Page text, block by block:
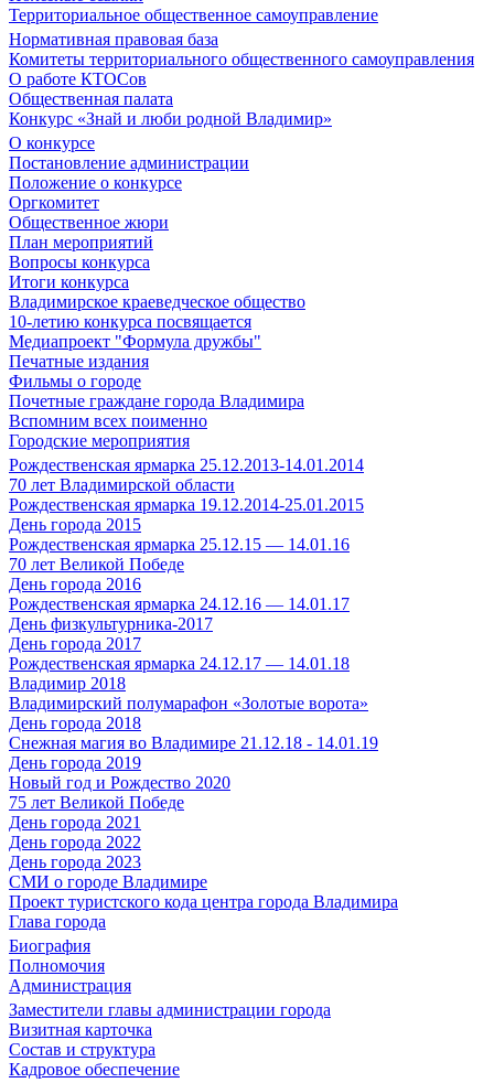
Территориальное общественное самоуправление
Нормативная правовая база
Комитеты территориального общественного самоуправления
О работе КТОСов
Общественная палата
Конкурс «Знай и люби родной Владимир»
О конкурсе
Постановление администрации
Положение о конкурсе
Оргкомитет
Общественное жюри
План мероприятий
Вопросы конкурса
Итоги конкурса
Владимирское краеведческое общество
10-летию конкурса посвящается
Медиапроект "Формула дружбы"
Печатные издания
Фильмы о городе
Почетные граждане города Владимира
Вспомним всех поименно
Городские мероприятия
Рождественская ярмарка 25.12.2013-14.01.2014
70 лет Владимирской области
Рождественская ярмарка 19.12.2014-25.01.2015
День города 2015
Рождественская ярмарка 25.12.15 — 14.01.16
70 лет Великой Победе
День города 2016
Рождественская ярмарка 24.12.16 — 14.01.17
День физкультурника-2017
День города 2017
Рождественская ярмарка 24.12.17 — 14.01.18
Владимир 2018
Владимирский полумарафон «Золотые ворота»
День города 2018
Снежная магия во Владимире 21.12.18 - 14.01.19
День города 2019
Новый год и Рождество 2020
75 лет Великой Победе
День города 2021
День города 2022
День города 2023
СМИ о городе Владимире
Проект туристского кода центра города Владимира
Глава города
Биография
Полномочия
Администрация
Заместители главы администрации города
Визитная карточка
Состав и структура
Кадровое обеспечение